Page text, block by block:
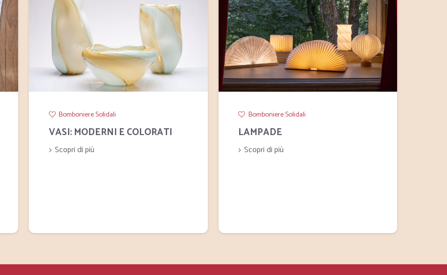
Bomboniere Solidali
VASI: MODERNI E COLORATI
Scopri di più
Bomboniere Solidali
LAMPADE
Scopri di più